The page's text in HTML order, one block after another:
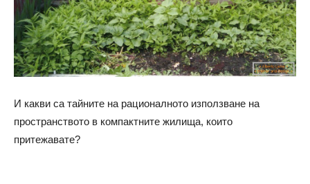
И какви са тайните на рационалното използване на
пространството в компактните жилища, които
притежавате?